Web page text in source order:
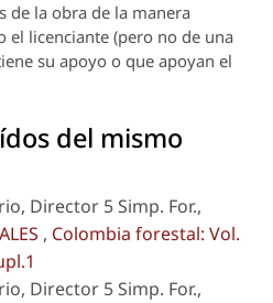
de la obra de la manera
el licenciante (pero no de una
su apoyo o que apoyan el
del mismo
Director 5 Simp. For.,
, Colombia forestal: Vol.
Director 5 Simp. For.,